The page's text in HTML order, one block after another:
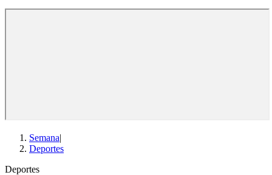
Semana|
Deportes
Deportes